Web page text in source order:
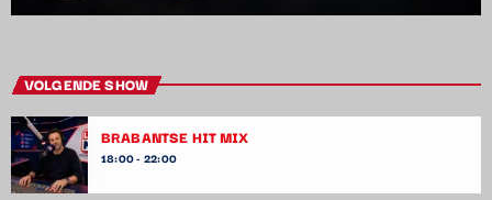
VOLGENDE SHOW
BRABANTSE HIT MIX
18:00 - 22:00